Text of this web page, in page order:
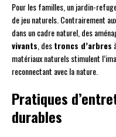
Pour les familles, un jardin-
de jeu naturels. Contrairement
dans un cadre naturel, des
vivants , destroncs d’arbres
matériaux naturels stimulent
reconnectant avec la nature.
Pratiques
durables